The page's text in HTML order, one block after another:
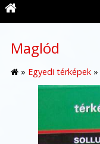
Maglód
» Egyedi térképek »